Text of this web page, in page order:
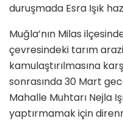
duruşmada Esra Işık
Muğla’nın Milas
çevresindeki tarım
kamulaştırılmasına
sonrasında 30 Mart
Mahalle Muhtarı Nejla
yaptırmamak için